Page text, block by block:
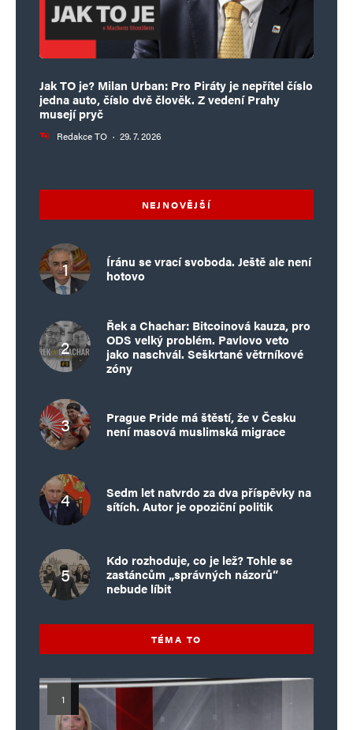
Jak TO je? Milan Urban: Pro Piráty je nepřítel číslo
jedna auto, číslo dvě člověk. Z vedení Prahy
musejí pryč
Redakce TO · 29. 7. 2026
NEJNOVĚJŠÍ
Íránu se vrací svoboda. Ještě ale není
hotovo
Řek a Chachar: Bitcoinová kauza, pro
ODS velký problém. Pavlovo veto
jako naschvál. Seškrtané větrníkové
zóny
Prague Pride má štěstí, že v Česku
není masová muslimská migrace
Sedm let natvrdo za dva příspěvky na
sítích. Autor je opoziční politik
Kdo rozhoduje, co je lež? Tohle se
zastáncům „správných názorů“
nebude líbit
TÉMA TO